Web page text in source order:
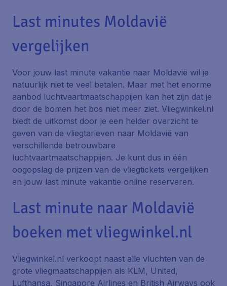
Last minutes Moldavië
vergelijken
Voor jouw last minute vakantie naar Moldavië wil je
natuurlijk niet te veel betalen. Maar met het enorme
aanbod luchtvaartmaatschappijen kan het zijn dat je
door de bomen het bos niet meer ziet. Vliegwinkel.nl
biedt de uitkomst door je een helder overzicht te
geven van de vliegtarieven naar Moldavië van
verschillende betrouwbare
luchtvaartmaatschappijen. Je kunt dus in één
oogopslag de prijzen van de vliegtickets vergelijken
en jouw last minute vakantie online reserveren.
Last minute naar Moldavië
boeken met vliegwinkel.nl
Vliegwinkel.nl verkoopt naast alle vluchten van de
grote vliegmaatschappijen als KLM, United,
Lufthansa, Singapore Airlines en British Airways ook